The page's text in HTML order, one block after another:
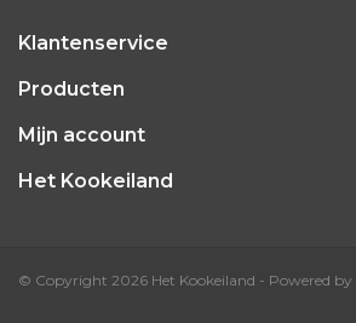
Klantenservice
Producten
Mijn account
Het Kookeiland
© Copyright 2026 Het Kookeiland - Powered by